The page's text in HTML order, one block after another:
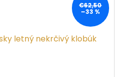
€62,50
–33 %
letný nekrčivý klobúk